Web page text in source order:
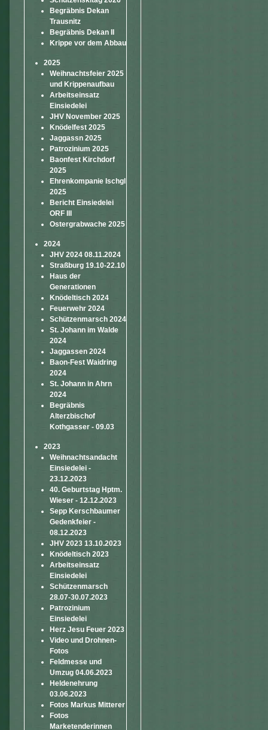
Begräbnis Dekan
Trausnitz
Begräbnis Dekan II
Krippe vor dem Abbau
2025
Weihnachtsfeier 2025
und Krippenaufbau
Arbeitseinsatz
Einsiedelei
JHV November 2025
Knödelfest 2025
Jaggassn 2025
Patrozinium 2025
Baonfest Kirchdorf
2025
Ehrenkompanie Ischgl
2025
Bericht Einsiedelei
ORF III
Ostergrabwache 2025
2024
JHV 2024 08.11.2024
Straßburg 19.10-22.10
Haus der
Generationen
Knödeltisch 2024
Feuerwehr 2024
Schützenmarsch 2024
St. Johann im Walde
2024
Jaggassen 2024
Baon-Fest Waidring
2024
St. Johann in Ahrn
2024
Begräbnis
Alterzbischof
Kothgasser - 09.03
2023
Weihnachtsandacht
Einsiedelei -
23.12.2023
40. Geburtstag Hptm.
Wieser - 12.12.2023
Sepp Kerschbaumer
Gedenkfeier -
08.12.2023
JHV 2023 13.10.2023
Knödeltisch 2023
Arbeitseinsatz
Einsiedelei
Schützenmarsch
28.07-30.07.2023
Patrozinium
Einsiedelei
Herz Jesu Feuer 2023
Video und Drohnen-
Fotos
Feldmesse und
Umzug 04.06.2023
Heldenehrung
03.06.2023
Fotos Markus Mitterer
Fotos
Marketenderinnen